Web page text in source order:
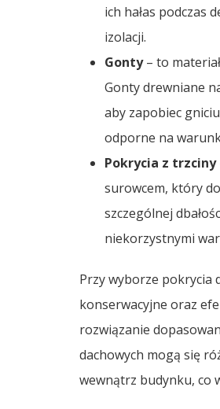
ich hałas podczas
izolacji.
Gonty– to
Gonty drewniane
aby zapobiec
odporne na
Pokrycia z trzciny
surowcem, który
szczególnej
niekorzystnymi
Przy wyborze pokrycia
konserwacyjne oraz
rozwiązanie
dachowych mogą się
wewnątrz budynku, co